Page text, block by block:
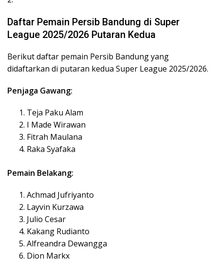
Daftar Pemain Persib Bandung di Super
League 2025/2026 Putaran Kedua
Berikut daftar pemain Persib Bandung yang
didaftarkan di putaran kedua Super League 2025/2026.
Penjaga Gawang:
Teja Paku Alam
I Made Wirawan
Fitrah Maulana
Raka Syafaka
Pemain Belakang:
Achmad Jufriyanto
Layvin Kurzawa
Julio Cesar
Kakang Rudianto
Alfreandra Dewangga
Dion Markx